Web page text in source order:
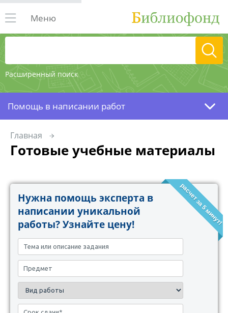
Расширенный поиск
Меню
Помощь в написании работ
Главная
Готовые учебные материалы
расчет за 5 минут!
Нужна помощь эксперта в
написании уникальной
работы? Узнайте цену!